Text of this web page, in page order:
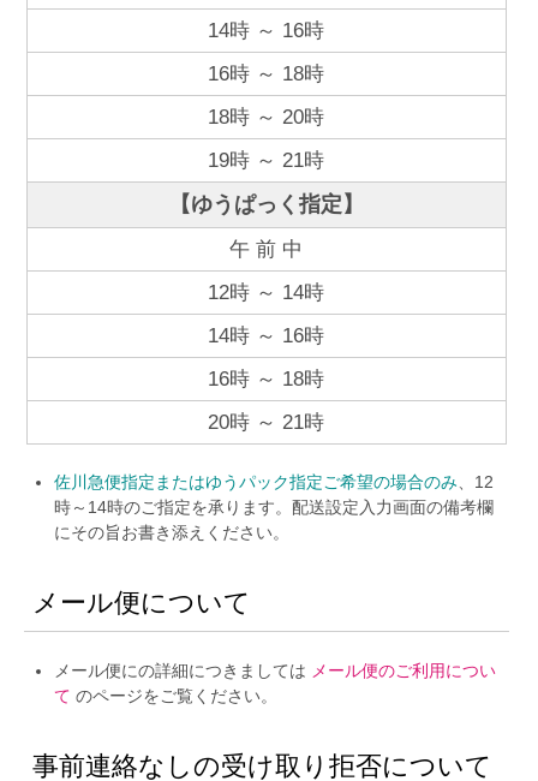
14時 ～ 16時
16時 ～ 18時
18時 ～ 20時
19時 ～ 21時
【ゆうぱっく指定】
午 前 中
12時 ～ 14時
14時 ～ 16時
16時 ～ 18時
20時 ～ 21時
佐川急便指定またはゆうパック指定ご希望の場合のみ 、12
時～14時のご指定を承ります。配送設定入力画面の備考欄
にその旨お書き添えください。
メール便について
メール便にの詳細につきましては メール便のご利用につい
て のページをご覧ください。
事前連絡なしの受け取り拒否について